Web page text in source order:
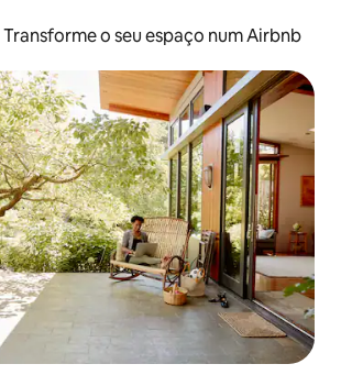
Transforme o seu espaço num Airbnb